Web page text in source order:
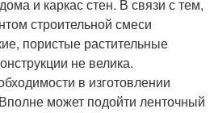
и каркас стен. В связи с тем,
строительной смеси
пористые растительные
не велика.
в изготовлении
может подойти ленточный